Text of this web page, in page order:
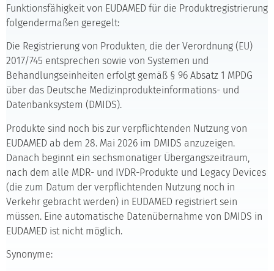
Funktionsfähigkeit von EUDAMED für die Produktregistrierung
folgendermaßen geregelt:
Die Registrierung von Produkten, die der Verordnung (EU)
2017/745 entsprechen sowie von Systemen und
Behandlungseinheiten erfolgt gemäß § 96 Absatz 1 MPDG
über das Deutsche Medizinprodukteinformations- und
Datenbanksystem (DMIDS).
Produkte sind noch bis zur verpflichtenden Nutzung von
EUDAMED ab dem 28. Mai 2026 im DMIDS anzuzeigen.
Danach beginnt ein sechsmonatiger Übergangszeitraum,
nach dem alle MDR- und IVDR-Produkte und Legacy Devices
(die zum Datum der verpflichtenden Nutzung noch in
Verkehr gebracht werden) in EUDAMED registriert sein
müssen. Eine automatische Datenübernahme von DMIDS in
EUDAMED ist nicht möglich.
Synonyme: